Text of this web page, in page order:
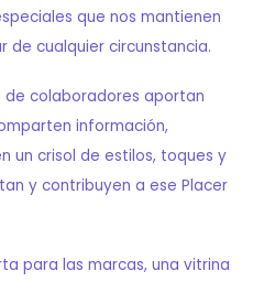
que nos mantienen
de cualquier circunstancia.
de colaboradores aportan
información,
un crisol de estilos, toques y
y contribuyen a ese Placer
para las marcas, una vitrina